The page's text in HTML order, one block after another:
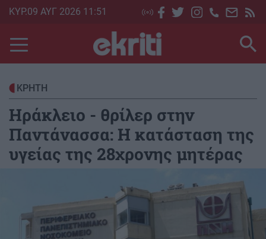
Skip
main
content
ΚΥΡ.09 ΑΥΓ 2026 11:51
ΚΡΗΤΗ
Ηράκλειο - θρίλερ στην
Παντάνασσα: Η κατάσταση της
υγείας της 28χρονης μητέρας